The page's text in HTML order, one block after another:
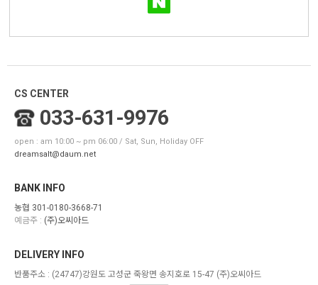
CS CENTER
033-631-9976
open : am 10:00 ~ pm 06:00 / Sat, Sun, Holiday OFF
dreamsalt@daum.net
BANK INFO
농협 301-0180-3668-71
예금주 : (주)오씨아드
DELIVERY INFO
반품주소 : (24747)강원도 고성군 죽왕면 송지호로 15-47 (주)오씨아드